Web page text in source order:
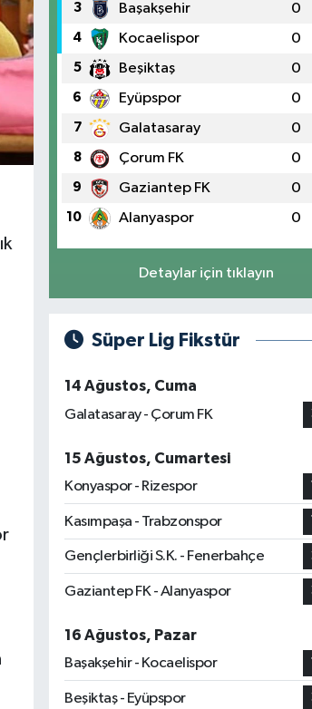
3 Başakşehir 0
4 Kocaelispor 0
5 Beşiktaş 0
6 Eyüpspor 0
7 Galatasaray 0
8 Çorum FK 0
9 Gaziantep FK 0
10 Alanyaspor 0
Detaylar için tıklayın
Süper Lig Fikstür
14 Ağustos, Cuma
Galatasaray - Çorum FK
15 Ağustos, Cumartesi
Konyaspor - Rizespor
Kasımpaşa - Trabzonspor
Gençlerbirliği S.K. - Fenerbahçe
Gaziantep FK - Alanyaspor
16 Ağustos, Pazar
Başakşehir - Kocaelispor
Beşiktaş - Eyüpspor